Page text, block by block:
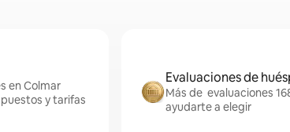
en Colmar
y tarifas
Evaluaciones de
Más de evaluaciones
ayudarte a elegir